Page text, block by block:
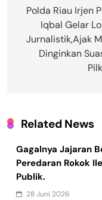
pos
Polda Riau Irjen
Iqbal Gelar
Jurnalistik,Ajak
Dinginkan
Related News
Gagalnya Jajaran
Peredaran Rokok
Publik.
28 Juni 2026